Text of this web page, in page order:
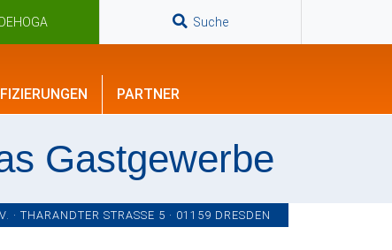
Suche
PARTNER
Gastgewerbe
· THARANDTER STRASSE 5 · 01159 DRESDEN